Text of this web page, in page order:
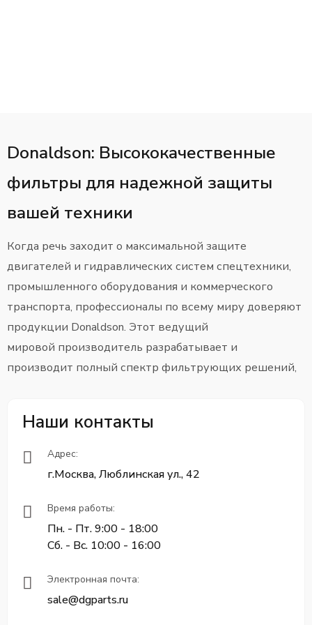
Donaldson: Высококачественные
фильтры для надежной защиты
вашей техники
Когда речь заходит о максимальной защите
двигателей и гидравлических систем спецтехники,
промышленного оборудования и коммерческого
транспорта, профессионалы по всему миру доверяют
продукции Donaldson. Этот ведущий
мировой производитель разрабатывает и
производит полный спектр фильтрующих решений,
Donaldson, вы инвестируете в бесперебойную работу,
снижение эксплуатационных расходов и увеличение
ресурса дорогостоящих агрегатов.
Ассортимент фильтрующих систем
Donaldson
ключевых систем:
Воздушный фильтр Donaldsonобеспечивает
Наши контакты
Адрес:
г.Москва, Люблинская ул., 42
Время работы:
Пн. - Пт. 9:00 - 18:00
Сб. - Вс. 10:00 - 16:00
Электронная почта:
sale@dgparts.ru